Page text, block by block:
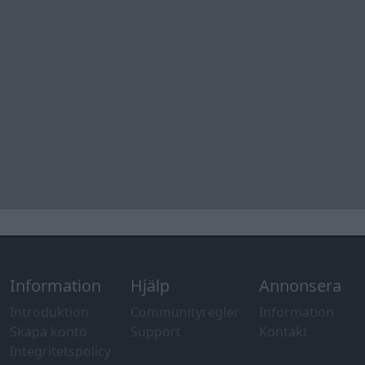
Information Hjälp Annonsera